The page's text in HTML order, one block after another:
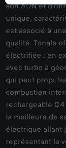
son ADN et
unique,
est associé à
qualité. Tonale
électrifiée : en
avec turbo à
qui peut
combustion
rechargeable
la meilleure de
électrique allant
représentant la